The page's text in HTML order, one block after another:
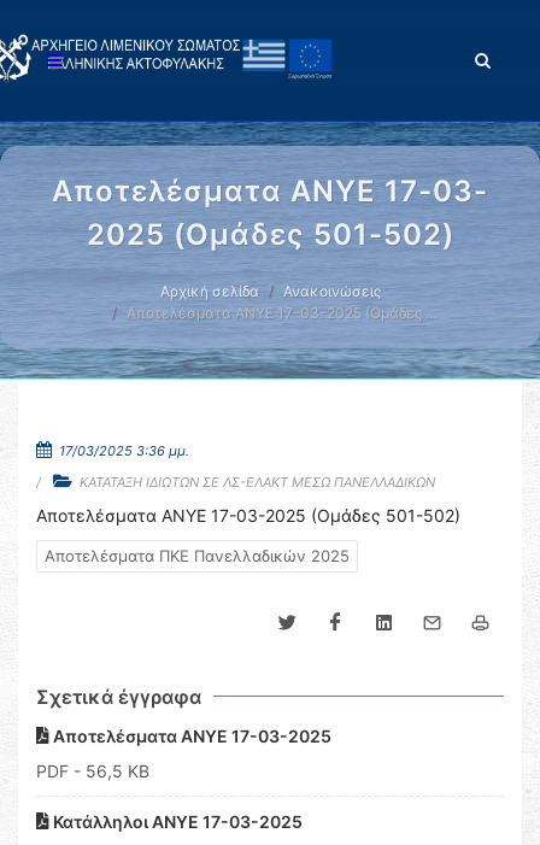
Αποτελέσματα ΑΝΥΕ 17-03-
2025 (Ομάδες 501-502)
Αρχική σελίδα
Ανακοινώσεις
Αποτελέσματα ΑΝΥΕ 17-03-2025 (Ομάδες …
17/03/2025 3:36 μμ.
ΚΑΤΑΤΑΞΗ ΙΔΙΩΤΩΝ ΣΕ ΛΣ-ΕΛΑΚΤ ΜΕΣΩ ΠΑΝΕΛΛΑΔΙΚΩΝ
Αποτελέσματα ΑΝΥΕ 17-03-2025 (Ομάδες 501-502)
Αποτελέσματα ΠΚΕ Πανελλαδικών 2025
Σχετικά έγγραφα
Αποτελέσματα ΑΝΥΕ 17-03-2025
PDF - 56,5 KB
Κατάλληλοι ΑΝΥΕ 17-03-2025